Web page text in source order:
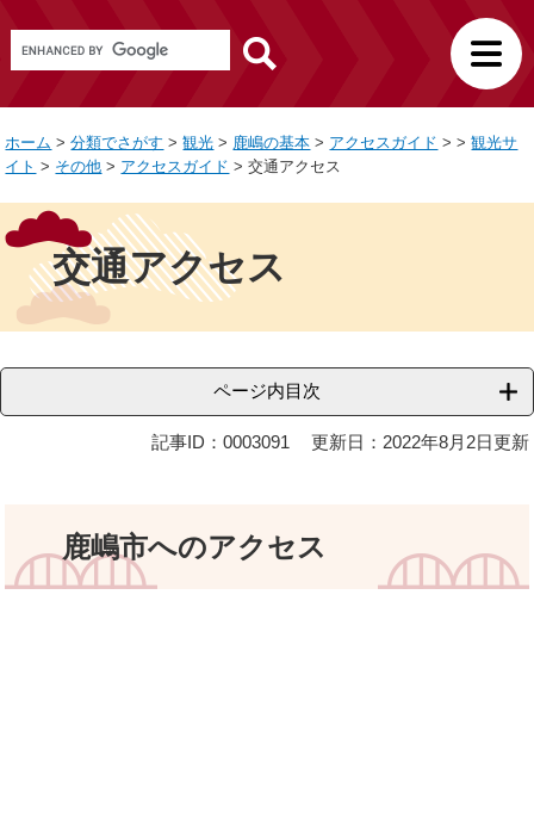
ジ
の
先
頭
す
。
ュ
ー
を
飛
し
て
文
光
サ
イ
ト
o
l
e
カ
ス
タ
検
索
ホーム >分類でさがす >観光 > 鹿嶋の基本 > アクセスガイド >>観光サ
イト > その他 > アクセスガイド >交通アクセス
文
交通アクセス
ページ内目次
記事ID：0003091 更新日：2022年8月2日更新
鹿嶋市へのアクセス